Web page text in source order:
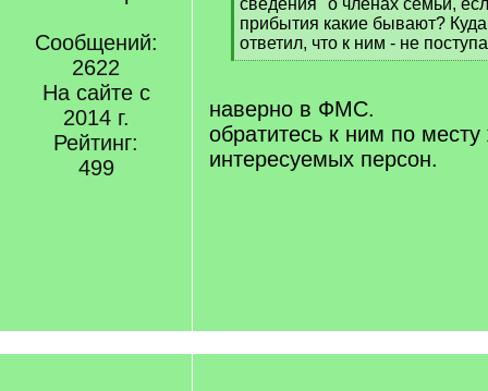
Сообщений:
2622
На сайте с
2014 г.
Рейтинг:
499
сведения" о членах семьи,
прибытия какие бывают?
ответил, что к ним - не
[
q
]
наверно в ФМС.
обратитесь к ним по месту
интересуемых персон.